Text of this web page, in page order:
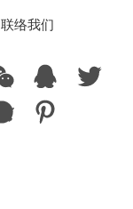
联络我们